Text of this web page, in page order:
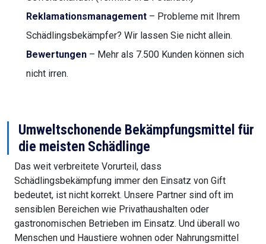
Reklamationsmanagement – Probleme mit Ihrem
Schädlingsbekämpfer? Wir lassen Sie nicht allein.
Bewertungen – Mehr als 7.500 Kunden können sich
nicht irren.
Umweltschonende Bekämpfungsmittel für
die meisten Schädlinge
Das weit verbreitete Vorurteil, dass
Schädlingsbekämpfung immer den Einsatz von Gift
bedeutet, ist nicht korrekt. Unsere Partner sind oft im
sensiblen Bereichen wie Privathaushalten oder
gastronomischen Betrieben im Einsatz. Und überall wo
Menschen und Haustiere wohnen oder Nahrungsmittel